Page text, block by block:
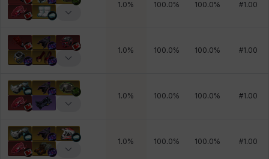
1.0% 100.0% 100.0% #1.00
1.0% 100.0% 100.0% #1.00
1.0% 100.0% 100.0% #1.00
1.0% 100.0% 100.0% #1.00